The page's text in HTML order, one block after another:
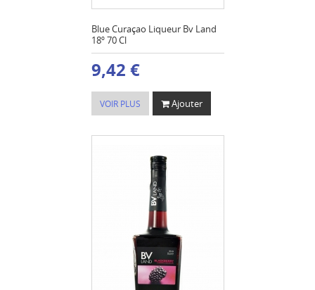
Blue Curaçao Liqueur Bv Land
18º 70 Cl
9,42 €
VOIR PLUS Ajouter